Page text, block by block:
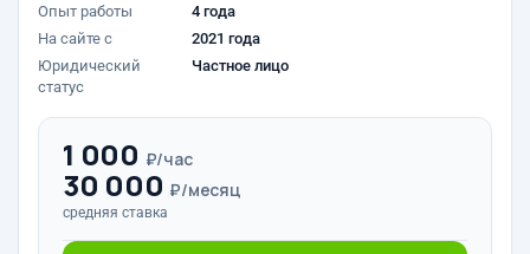
Опыт работы
4 года
На сайте с
2021 года
Юридический
статус
Частное лицо
1 000 ₽/час
30 000 ₽/месяц
средняя ставка